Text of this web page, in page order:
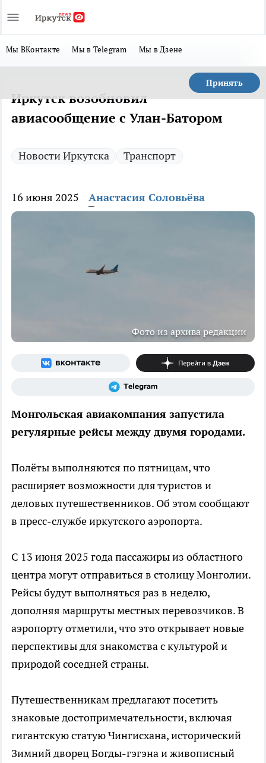
Мы ВКонтакте Мы в Telegram Мы в Дзене
Принять
Иркутск возобновил
авиасообщение с Улан-Батором
Новости Иркутска Транспорт
16 июня 2025 Анастасия Соловьёва
Фото из архива редакции
Монгольская авиакомпания запустила
регулярные рейсы между двумя городами.
Полёты выполняются по пятницам, что
расширяет возможности для туристов и
деловых путешественников. Об этом сообщают
в пресс-службе иркутского аэропорта.
С 13 июня 2025 года пассажиры из областного
центра могут отправиться в столицу Монголии.
Рейсы будут выполняться раз в неделю,
дополняя маршруты местных перевозчиков. В
аэропорту отметили, что это открывает новые
перспективы для знакомства с культурой и
природой соседней страны.
Путешественникам предлагают посетить
знаковые достопримечательности, включая
гигантскую статую Чингисхана, исторический
Зимний дворец Богды-гэгэна и живописный